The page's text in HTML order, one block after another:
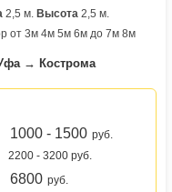
2,5 м. Высота 2,5 м.
от 3м 4м 5м 6м до 7м 8м
→ Кострома
1000 - 1500 руб.
2200 - 3200 руб.
6800 руб.